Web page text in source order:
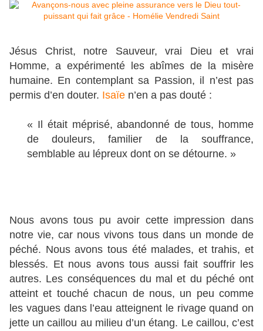
Jésus Christ, notre Sauveur, vrai Dieu et vrai
Homme, a expérimenté les abîmes de la misère
humaine. En contemplant sa Passion, il n’est pas
permis d’en douter. Isaïe n’en a pas douté :
« Il était méprisé, abandonné de tous, homme
de douleurs, familier de la souffrance,
semblable au lépreux dont on se détourne. »
Nous avons tous pu avoir cette impression dans
notre vie, car nous vivons tous dans un monde de
péché. Nous avons tous été malades, et trahis, et
blessés. Et nous avons tous aussi fait souffrir les
autres. Les conséquences du mal et du péché ont
atteint et touché chacun de nous, un peu comme
les vagues dans l’eau atteignent le rivage quand on
jette un caillou au milieu d’un étang. Le caillou, c’est